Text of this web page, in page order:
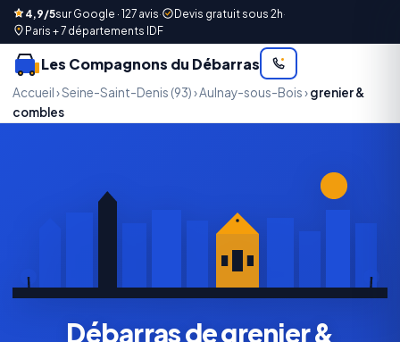
4,9/5sur Google · 127 avis· Devis gratuit sous 2h·
Paris + 7 départements IDF
Les Compagnons du Débarras
Accueil›Seine-Saint-Denis (93)›Aulnay-sous-Bois› grenier &
combles
Débarras de grenier &